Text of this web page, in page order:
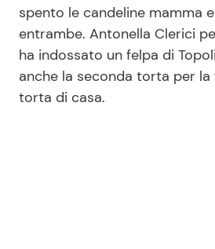
Seguici
spento le candeline mamma
entrambe. Antonella Clerici
ha indossato un felpa di
anche la seconda torta per la
torta di casa.